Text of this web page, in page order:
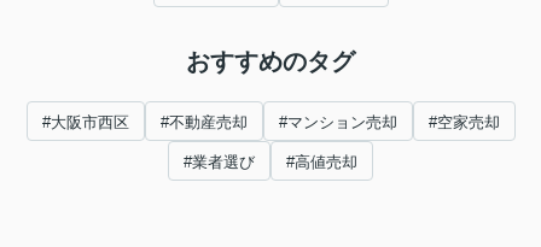
おすすめのタグ
#大阪市西区 #不動産売却 #マンション売却 #空家売却
#業者選び #高値売却